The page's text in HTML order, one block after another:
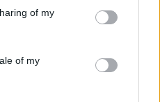
of my
of my